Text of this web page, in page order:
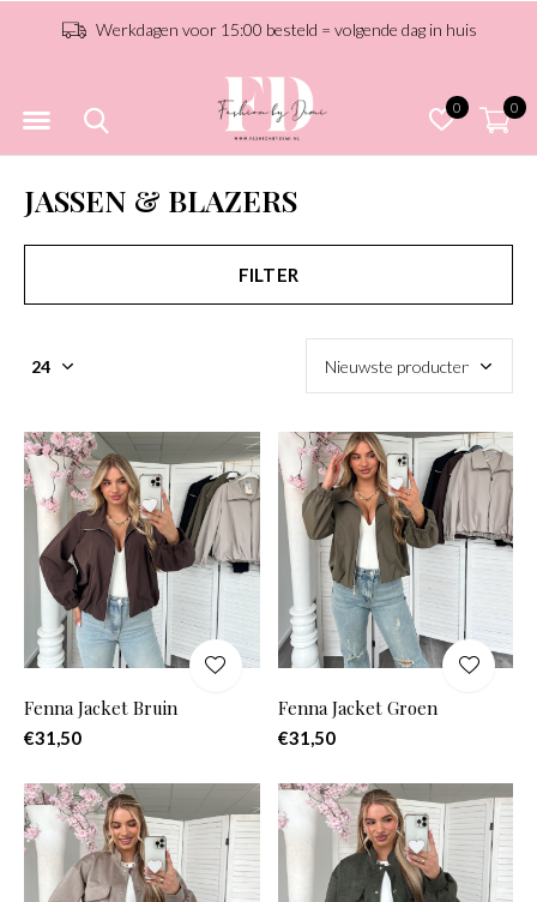
0 0
Iedere week nieuwe collectie!
JASSEN & BLAZERS
FILTER
Fenna Jacket Bruin
€31,50
Fenna Jacket Groen
€31,50